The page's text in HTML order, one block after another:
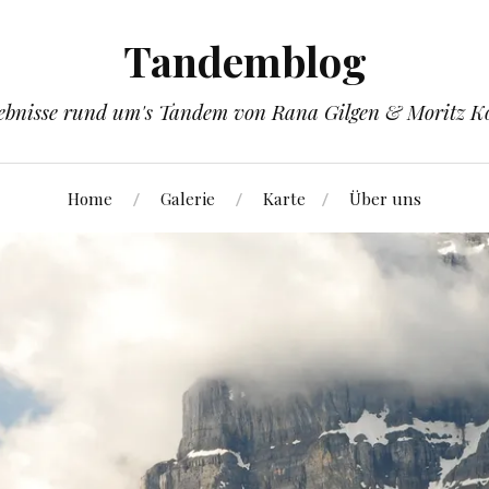
Tandemblog
rund um's Tandem von Rana Gilgen & Moritz
Home Galerie Karte Über uns